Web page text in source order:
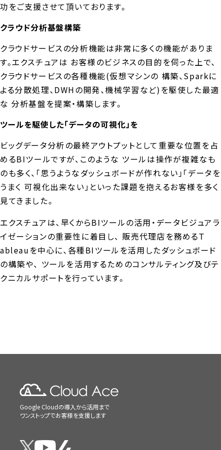
功をご支援させて頂いております。
クラウド分析基盤構築
クラウドサービスの分析機能は非常に多くの機能がありま
す。エクスチュアは お客様のビジネスの目的を伺った上で、
クラウドサービスの各種機能(仮想マシンの 構築、Sparkに
よる分散処理、DWHの開発、機械学習など)を駆使した最適
な 分析基盤を提案・構築します。
ツールを駆使した「データの可視化」を
ビッグデータ分析の最終アウトプットとして重要な位置を占
めるBIツールですが、このような ツールは操作が複雑なも
のも多く、「思うようなダッシュボードが作れない」「データを
うまく 可視化出来ない」といった課題を抱えるお客様を多く
見てきました。
エクスチュアは、早くからBIツールの活用・データビジュアラ
イゼーションの重要性に着目し、 販売代理店を務めるT
ableauを中心に、各種BIツールを活用したダッシュボード
の構築や、 ツールを活用するためのコンサルティング及びテ
クニカルサポートを行っています。
Google Cloudの導入から活用まで
ワンストップでお客様を支援します